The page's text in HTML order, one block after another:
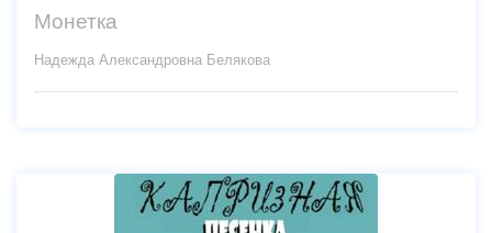
Монетка
Надежда Александровна Белякова